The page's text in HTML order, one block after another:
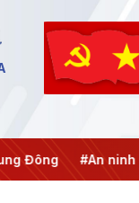
ninh năng lượng